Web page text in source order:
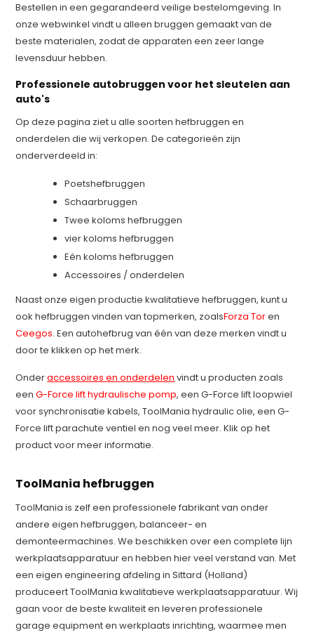
Bestellen in een gegarandeerd veilige bestelomgeving. In
onze webwinkel vindt u alleen bruggen gemaakt van de
beste materialen, zodat de apparaten een zeer lange
levensduur hebben.
Professionele autobruggen voor het sleutelen aan
auto's
Op deze pagina ziet u alle soorten hefbruggen en
onderdelen die wij verkopen. De categorieën zijn
onderverdeeld in:
Poetshefbruggen
Schaarbruggen
Twee koloms hefbruggen
vier koloms hefbruggen
Eén koloms hefbruggen
Accessoires / onderdelen
Naast onze eigen productie kwalitatieve hefbruggen, kunt u
ook hefbruggen vinden van topmerken, zoalsForza Toren
Ceegos. Een autohefbrug van één van deze merken vindt u
door te klikken op het merk.
Onderaccessoires en onderdelen vindt u producten zoals
eenG-Force lift hydraulische pomp, een G-Force lift loopwiel
voor synchronisatie kabels, ToolMania hydraulic olie, een G-
Force lift parachute ventiel en nog veel meer. Klik op het
product voor meer informatie.
ToolMania hefbruggen
ToolMania is zelf een professionele fabrikant van onder
andere eigen hefbruggen, balanceer- en
demonteermachines. We beschikken over een complete lijn
werkplaatsapparatuur en hebben hier veel verstand van. Met
een eigen engineering afdeling in Sittard (Holland)
produceert ToolMania kwalitatieve werkplaatsapparatuur. Wij
gaan voor de beste kwaliteit en leveren professionele
garage equipment en werkplaats inrichting, waarmee men